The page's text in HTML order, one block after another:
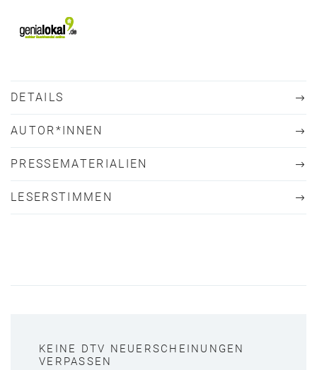
DETAILS
AUTOR*INNEN
PRESSEMATERIALIEN
LESERSTIMMEN
KEINE DTV NEUERSCHEINUNGEN
VERPASSEN